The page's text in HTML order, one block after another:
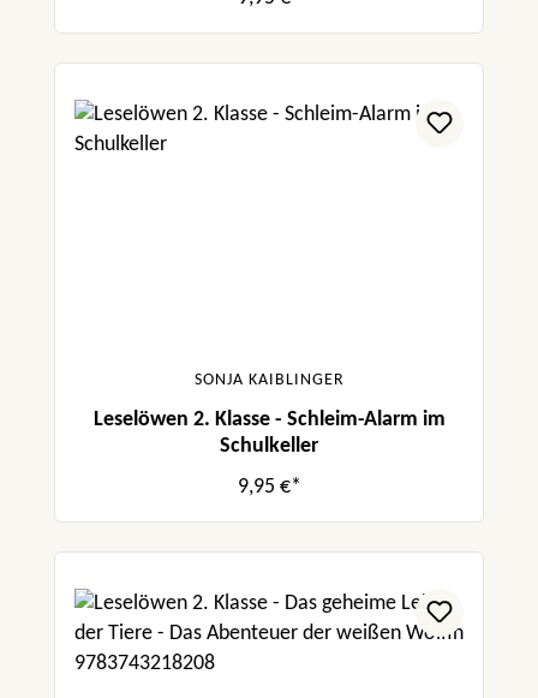
SONJA KAIBLINGER
Leselöwen 2. Klasse - Schleim-Alarm im
Schulkeller
9,95 €*